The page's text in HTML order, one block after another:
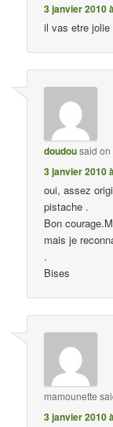
3 janvier 2010
il vas etre
doudousaid on
3 janvier 2010
oui, assez
pistache .
Bon
mais je
.
Bises
mamounette
3 janvier 2010